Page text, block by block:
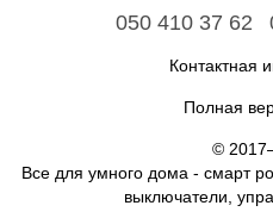
050 410 37 62
Контактная
Полная
©
Все для умного дома - смарт
выключатели,